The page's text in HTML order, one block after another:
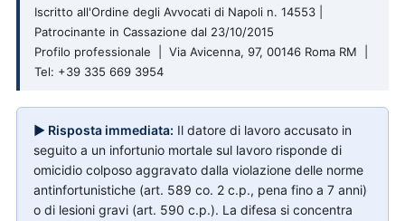
Iscritto all'Ordine degli Avvocati di Napoli n. 14553 |
Patrocinante in Cassazione dal 23/10/2015
Profilo professionale | Via Avicenna, 97, 00146 Roma RM |
Tel: +39 335 669 3954
▶ Risposta immediata: Il datore di lavoro accusato in
seguito a un infortunio mortale sul lavoro risponde di
omicidio colposo aggravato dalla violazione delle norme
antinfortunistiche (art. 589 co. 2 c.p., pena fino a 7 anni)
o di lesioni gravi (art. 590 c.p.). La difesa si concentra